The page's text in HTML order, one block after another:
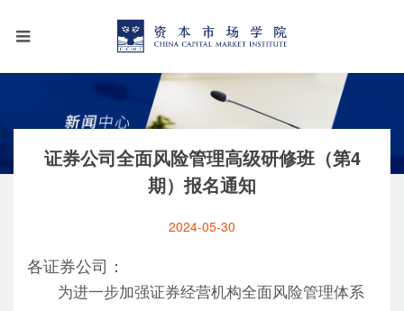
证券公司全面风险管理高级研修班（第4
期）报名通知
2024-05-30
各证券公司：
为进一步加强证券经营机构全面风险管理体系